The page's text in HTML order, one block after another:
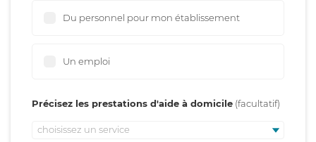
Du personnel pour mon établissement
Un emploi
Précisez les prestations d'aide à domicile
choisissez un service